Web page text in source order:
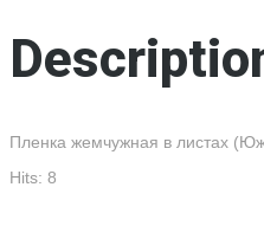
Пленка жемчужная в листах
Hits: 8